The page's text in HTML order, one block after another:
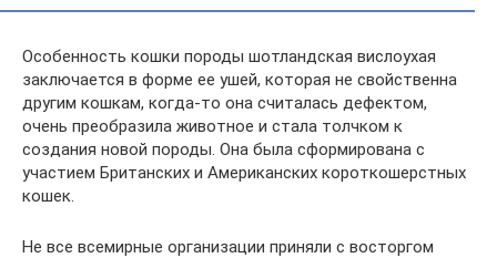
Особенность кошки породы шотландская вислоухая
заключается в форме ее ушей, которая не свойственна
другим кошкам, когда-то она считалась дефектом,
очень преобразила животное и стала толчком к
создания новой породы. Она была сформирована с
участием Британских и Американских короткошерстных
кошек.
Не все всемирные организации приняли с восторгом